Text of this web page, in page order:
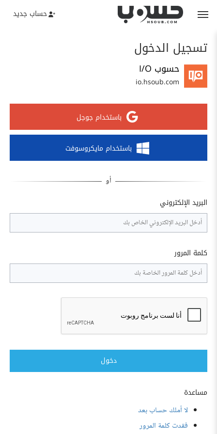
حساب جديد
تسجيل الدخول
حسوب I/O
io.hsoub.com
باستخدام جوجل
باستخدام مايكروسوفت
البريد الإلكتروني
كلمة المرور
دخول
مساعدة
لا أملك حساب بعد
فقدت كلمة المرور